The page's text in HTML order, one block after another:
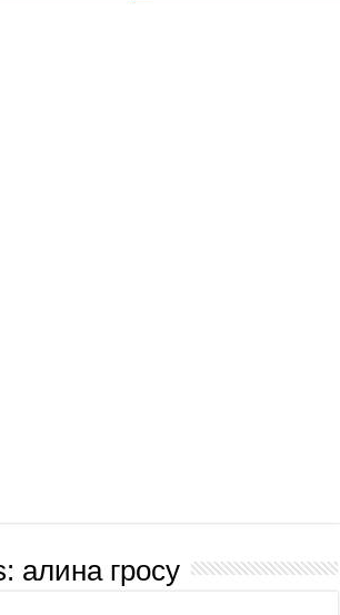
алина гросу